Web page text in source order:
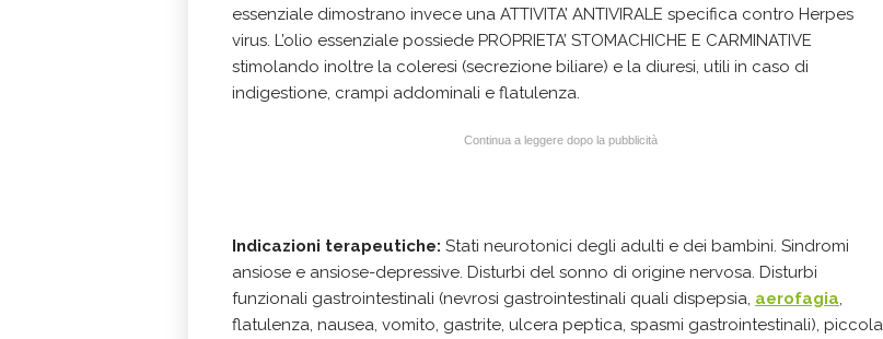
essenziale dimostrano invece una ATTIVITA’ ANTIVIRALE specifica contro Herpes
virus. L’olio essenziale possiede PROPRIETA’ STOMACHICHE E CARMINATIVE
stimolando inoltre la coleresi (secrezione biliare) e la diuresi, utili in caso di
indigestione, crampi addominali e flatulenza.
Continua a leggere dopo la pubblicità
Indicazioni terapeutiche: Stati neurotonici degli adulti e dei bambini. Sindromi
ansiose e ansiose-depressive. Disturbi del sonno di origine nervosa. Disturbi
funzionali gastrointestinali (nevrosi gastrointestinali quali dispepsia, aerofagia
flatulenza, nausea, vomito, gastrite, ulcera peptica, spasmi gastrointestinali), piccola